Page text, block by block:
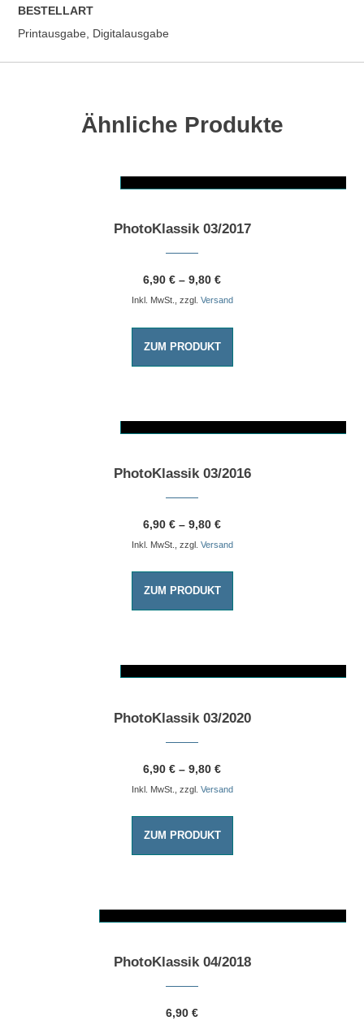
BESTELLART
Printausgabe, Digitalausgabe
Ähnliche Produkte
Dieses Produkt weist mehrere Varianten auf. Die Optionen können auf der Produktseite gewählt werden
PhotoKlassik 03/2017
6,90 € – 9,80 €
Inkl. MwSt., zzgl. Versand
ZUM PRODUKT
Dieses Produkt weist mehrere Varianten auf. Die Optionen können auf der Produktseite gewählt werden
PhotoKlassik 03/2016
6,90 € – 9,80 €
Inkl. MwSt., zzgl. Versand
ZUM PRODUKT
Dieses Produkt weist mehrere Varianten auf. Die Optionen können auf der Produktseite gewählt werden
PhotoKlassik 03/2020
6,90 € – 9,80 €
Inkl. MwSt., zzgl. Versand
ZUM PRODUKT
Dieses Produkt weist mehrere Varianten auf. Die Optionen können auf der Produktseite gewählt werden
PhotoKlassik 04/2018
6,90 €